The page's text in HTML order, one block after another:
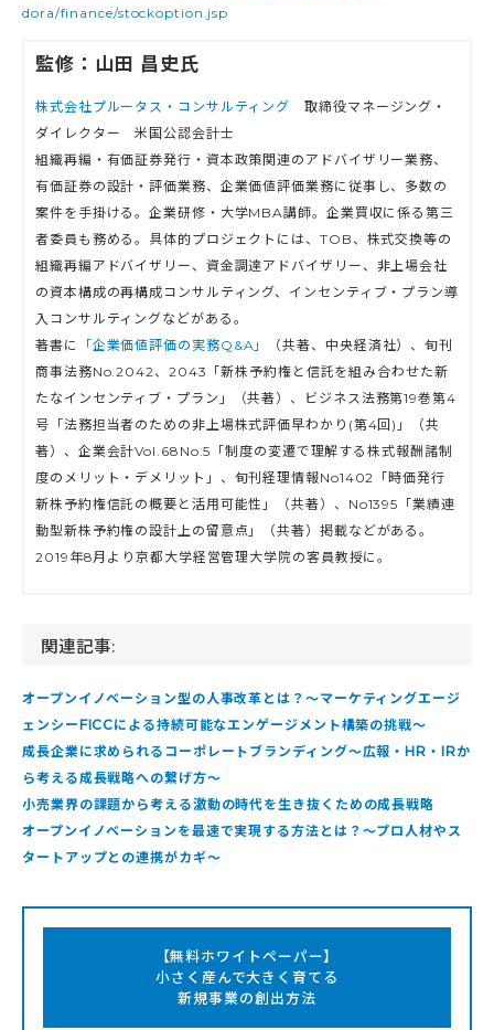
dora/finance/stockoption.jsp
監修：山田 昌史氏
株式会社プルータス・コンサルティング 取締役マネージング・
ダイレクター 米国公認会計士
組織再編・有価証券発行・資本政策関連のアドバイザリー業務、
有価証券の設計・評価業務、企業価値評価業務に従事し、多数の
案件を手掛ける。企業研修・大学MBA講師。企業買収に係る第三
者委員も務める。具体的プロジェクトには、TOB、株式交換等の
組織再編アドバイザリー、資金調達アドバイザリー、非上場会社
の資本構成の再構成コンサルティング、インセンティブ・プラン導
入コンサルティングなどがある。
著書に
「企業価値評価の実務Q&A」
（共著、中央経済社）、旬刊
商事法務No.2042、2043「新株予約権と信託を組み合わせた新
たなインセンティブ・プラン」（共著）、ビジネス法務第19巻第4
号「法務担当者のための非上場株式評価早わかり(第4回)」（共
著）、企業会計Vol.68No.5「制度の変遷で理解する株式報酬諸制
度のメリット・デメリット」、旬刊経理情報No1402「時価発行
新株予約権信託の概要と活用可能性」（共著）、No1395「業績連
動型新株予約権の設計上の留意点」（共著）掲載などがある。
2019年8月より京都大学経営管理大学院の客員教授に。
関連記事:
オープンイノベーション型の人事改革とは？～マーケティングエージ
ェンシーFICCによる持続可能なエンゲージメント構築の挑戦～
成長企業に求められるコーポレートブランディング～広報・HR・IRか
ら考える成長戦略への繋げ方〜
小売業界の課題から考える激動の時代を生き抜くための成長戦略
オープンイノベーションを最速で実現する方法とは？～プロ人材やス
タートアップとの連携がカギ～
【無料ホワイトペーパー】
小さく産んで大きく育てる
新規事業の創出方法